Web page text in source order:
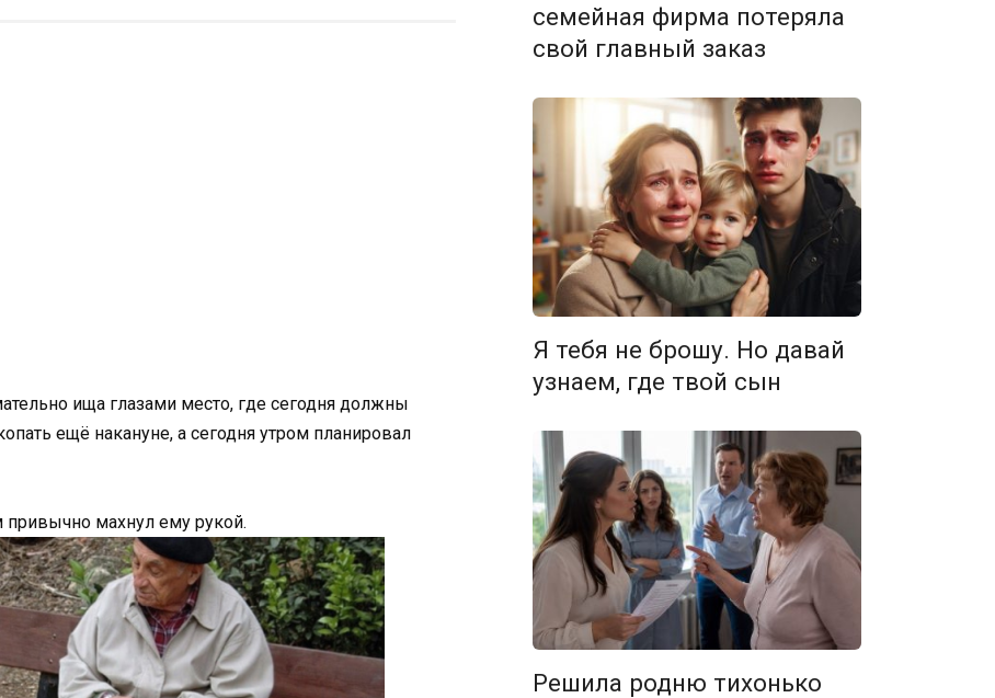
ища глазами место, где сегодня должны
ещё накануне, а сегодня утром планировал
привычно махнул ему рукой.
семейная фирма потеряла
свой главный заказ
Я тебя не брошу. Но давай
узнаем, где твой сын
Решила родню тихонько